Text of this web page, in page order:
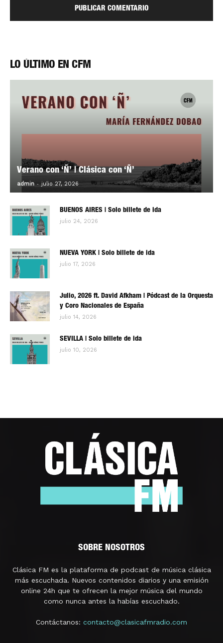
LO ÚLTIMO EN CFM
Verano con ‘Ñ’ | Clásica con ‘Ñ’
admin - julio 27, 2026 0
BUENOS AIRES | Solo billete de ida
julio 24, 2026
NUEVA YORK | Solo billete de ida
julio 17, 2026
Julio, 2026 ft. David Afkham | Pódcast de la Orquesta
y Coro Nacionales de España
julio 14, 2026
SEVILLA | Solo billete de ida
julio 10, 2026
SOBRE NOSOTROS
Clásica FM es la plataforma de podcast de música clásica
más escuchada. Nuevos contenidos diarios y una emisión
online 24h que te ofrecen la mejor música del mundo
como nunca antes la habías escuchado.
Contáctanos: contacto@clasicafmradio.com